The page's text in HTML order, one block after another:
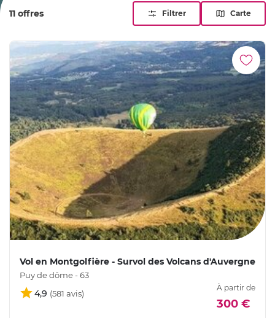
et contemplative.
11 offres Filtrer Carte
Vol en Montgolfière - Survol des Volcans d'Auvergne
Puy de dôme - 63
4,9
À partir de
300 €